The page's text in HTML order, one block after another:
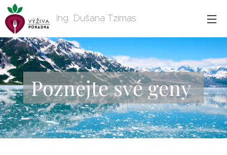
Ing. Dušana Tzimas
Poznejte své geny